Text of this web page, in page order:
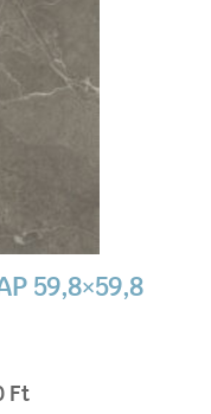
59,8×59,8
Ft